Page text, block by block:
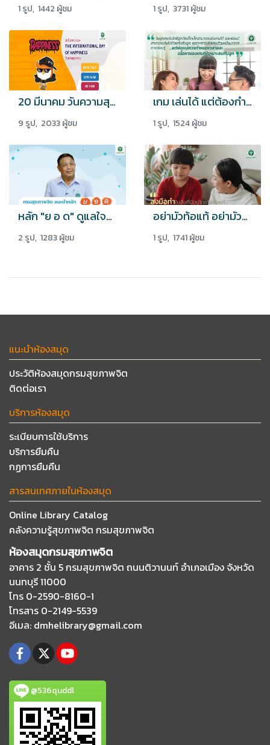
1 รูป, 1442 ผู้ชม 1 รูป, 3731 ผู้ชม
20 มีนาคม วันความสุขสากล (International Day of Happiness)
9 รูป, 2033 ผู้ชม
เกม เล่นได้ แต่ต้องกำหนดเวลาและเนื้อหาที่เหมาะสมกับช่วงวัย
1 รูป, 1524 ผู้ชม
หลัก "ย อ ด" ดูแลใจผู้สูงอายุ
2 รูป, 1283 ผู้ชม
อย่ามัวท้อแท้ อย่ามัวรีรอที่จะลงมือทำ
1 รูป, 1741 ผู้ชม
แนะนำห้องสมุด
ประวัติห้องสมุดกรมสุขภาพจิต
ติดต่อเรา
บริการห้องสมุด
ระเบียบการใช้บริการ
บริการยืมคืน
กฏการยืมคืน
สารสนเทศภายในห้องสมุด
Online Library Catalog
คลังความรู้สุขภาพจิต กรมสุขภาพจิต
ห้องสมุดกรมสุขภาพจิต
อาคาร 2 ชั้น 5 กรมสุขภาพจิต ถนนติวานนท์ อำเภอเมือง จังหวัด
นนทบุรี 11000
โทร 0-2590-8160-1
โทรสาร 0-2149-5539
อีเมล: dmhelibrary@gmail.com
@536quddl